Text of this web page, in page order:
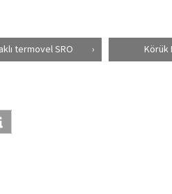
termovel SRO Körük